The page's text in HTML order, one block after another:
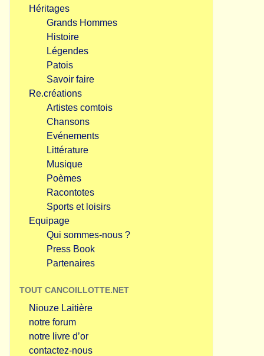
Héritages
Grands Hommes
Histoire
Légendes
Patois
Savoir faire
Re.créations
Artistes comtois
Chansons
Evénements
Littérature
Musique
Poèmes
Racontotes
Sports et loisirs
Equipage
Qui sommes-nous ?
Press Book
Partenaires
TOUT CANCOILLOTTE.NET
Niouze Laitière
notre forum
notre livre d’or
contactez-nous